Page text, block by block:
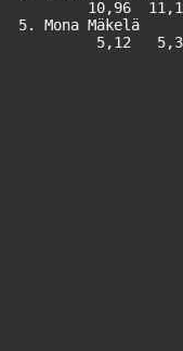
10,96
5. Mona Mäkelä
5,12